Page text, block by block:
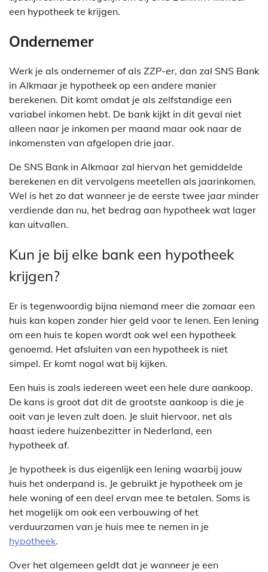
een hypotheek te krijgen.
Ondernemer
Werk je als ondernemer of als ZZP-er, dan zal SNS Bank
in Alkmaar je hypotheek op een andere manier
berekenen. Dit komt omdat je als zelfstandige een
variabel inkomen hebt. De bank kijkt in dit geval niet
alleen naar je inkomen per maand maar ook naar de
inkomensten van afgelopen drie jaar.
De SNS Bank in Alkmaar zal hiervan het gemiddelde
berekenen en dit vervolgens meetellen als jaarinkomen.
Wel is het zo dat wanneer je de eerste twee jaar minder
verdiende dan nu, het bedrag aan hypotheek wat lager
kan uitvallen.
Kun je bij elke bank een hypotheek
krijgen?
Er is tegenwoordig bijna niemand meer die zomaar een
huis kan kopen zonder hier geld voor te lenen. Een lening
om een huis te kopen wordt ook wel een hypotheek
genoemd. Het afsluiten van een hypotheek is niet
simpel. Er komt nogal wat bij kijken.
Een huis is zoals iedereen weet een hele dure aankoop.
De kans is groot dat dit de grootste aankoop is die je
ooit van je leven zult doen. Je sluit hiervoor, net als
haast iedere huizenbezitter in Nederland, een
hypotheek af.
Je hypotheek is dus eigenlijk een lening waarbij jouw
huis het onderpand is. Je gebruikt je hypotheek om je
hele woning of een deel ervan mee te betalen. Soms is
het mogelijk om ook een verbouwing of het
verduurzamen van je huis mee te nemen in je
hypotheek.
Over het algemeen geldt dat je wanneer je een